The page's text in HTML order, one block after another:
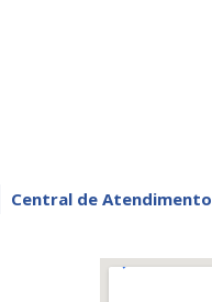
Central de Atendimento